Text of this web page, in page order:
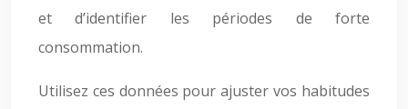
et d’identifier les périodes de forte
consommation.
Utilisez ces données pour ajuster vos habitudes